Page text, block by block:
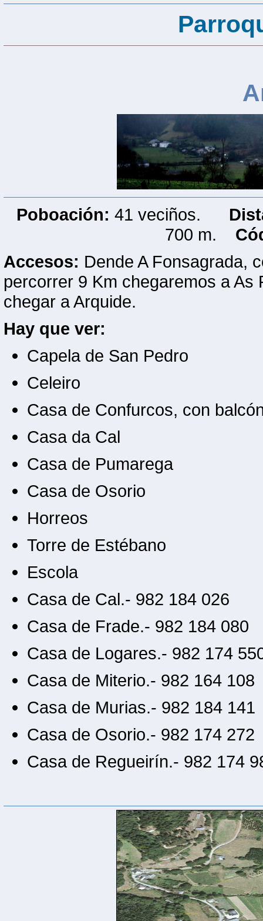
Poboación: 41 veciños.
700 m.
Accesos: Dende A Fonsagrada,
percorrer 9 Km chegaremos a
chegar a Arquide.
Hay que ver:
Capela de San Pedro
Celeiro
Casa de Confurcos, con
Casa da Cal
Casa de Pumarega
Casa de Osorio
Horreos
Torre de Estébano
Escola
Casa de Cal.- 982 184 026
Casa de Frade.- 982 184 080
Casa de Logares.- 982 174
Casa de Miterio.- 982 164 108
Casa de Murias.- 982 184 141
Casa de Osorio.- 982 174 272
Casa de Regueirín.- 982 174